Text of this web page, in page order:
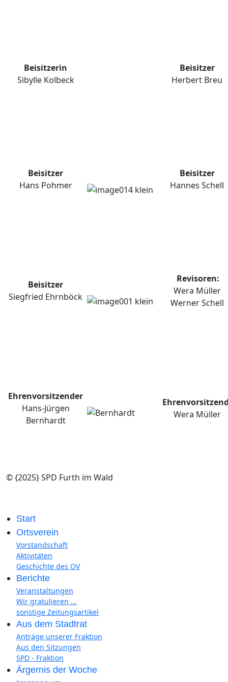
Beisitzerin
Sibylle Kolbeck
Beisitzer
Herbert Breu
Beisitzer
Hans Pohmer
Beisitzer
Hannes Schell
Beisitzer
Siegfried Ehrnböck
Revisoren:
Wera Müller
Werner Schell
Ehrenvorsitzender
Hans-Jürgen
Bernhardt
Wera Müller
© {2025} SPD Furth im Wald
Start
Ortsverein
Vorstandschaft
Aktivitäten
Geschichte des OV
Berichte
Veranstaltungen
Wir gratulieren ...
sonstige Zeitungsartikel
Aus dem Stadtrat
Anträge unserer Fraktion
Aus den Sitzungen
SPD - Fraktion
Ärgernis der Woche